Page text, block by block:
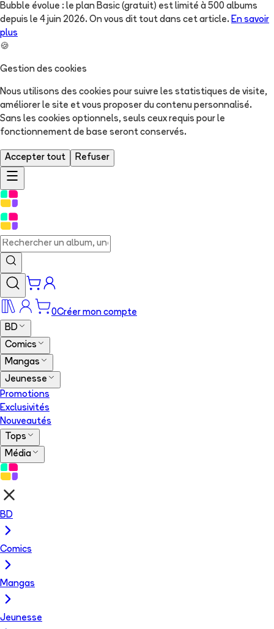
Bubble évolue : le plan Basic (gratuit) est limité à 500 albums
depuis le 4 juin 2026. On vous dit tout dans cet article. En savoir
plus
🍪
Gestion des cookies
Nous utilisons des cookies pour suivre les statistiques de visite,
améliorer le site et vous proposer du contenu personnalisé.
Sans les cookies optionnels, seuls ceux requis pour le
fonctionnement de base seront conservés.
Accepter tout Refuser
0Créer mon compte
BD
Comics
Mangas
Jeunesse
Promotions
Exclusivités
Nouveautés
Tops
Média
BD
Comics
Mangas
Jeunesse